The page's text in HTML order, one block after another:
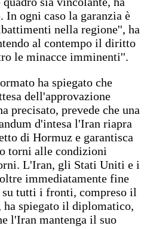
ogni caso la garanzia è
nella regione'', ha
al contempo il diritto
le minacce imminenti''.
ha spiegato che
dell'approvazione
precisato, prevede che una
d'intesa l'Iran riapra
di Hormuz e garantisca
torni alle condizioni
L'Iran, gli Stati Uniti e i
immediatamente fine
tutti i fronti, compreso il
ha spiegato il diplomatico,
l'Iran mantenga il suo